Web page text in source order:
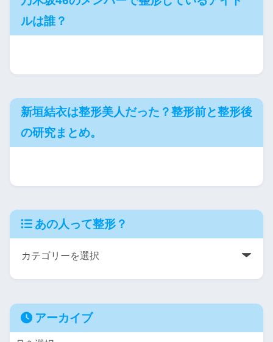
ルは誰？
新垣結衣は整形美人だった？整形前と整形後
の研究まとめ。
あの人って整形？
アーカイブ